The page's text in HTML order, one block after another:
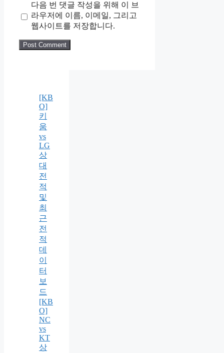
다음 번 댓글 작성을 위해 이 브
라우저에 이름, 이메일, 그리고
웹사이트를 저장합니다.
[KB
O]
키
움
vs
LG
상
대
전
적
및
최
근
전
적
데
이
터
보
드
[KB
O]
NC
vs
KT
상